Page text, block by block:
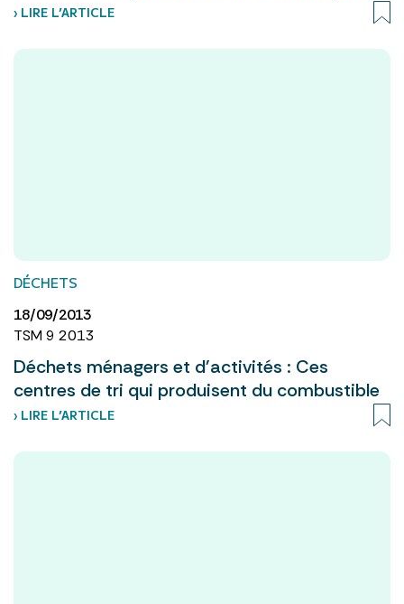
› LIRE L’ARTICLE
DÉCHETS
18/09/2013
TSM 9 2013
Déchets ménagers et d'activités : Ces
centres de tri qui produisent du combustible
› LIRE L’ARTICLE